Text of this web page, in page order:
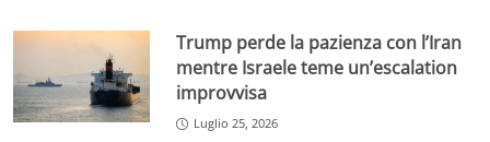
Trump perde la pazienza con l’Iran
mentre Israele teme un’escalation
improvvisa
Luglio 25, 2026